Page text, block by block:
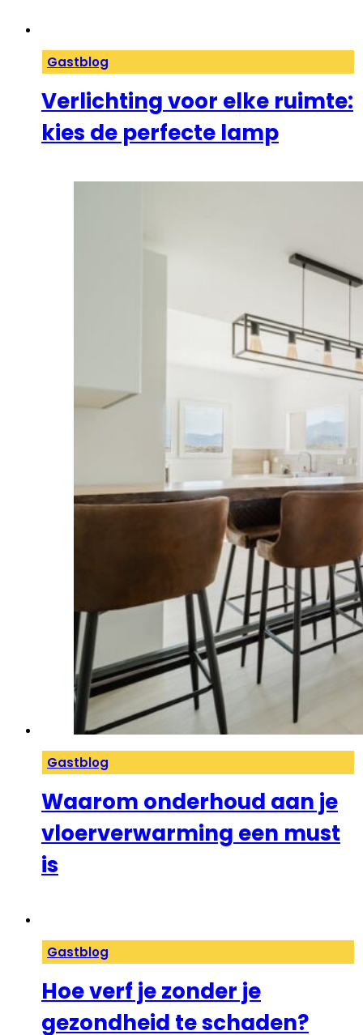
Gastblog
Verlichting voor elke ruimte:
kies de perfecte lamp
Gastblog
Waarom onderhoud aan je
vloerverwarming een must
is
Gastblog
Hoe verf je zonder je
gezondheid te schaden?